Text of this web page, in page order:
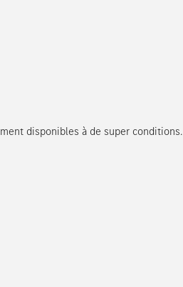
disponibles à de super conditions.